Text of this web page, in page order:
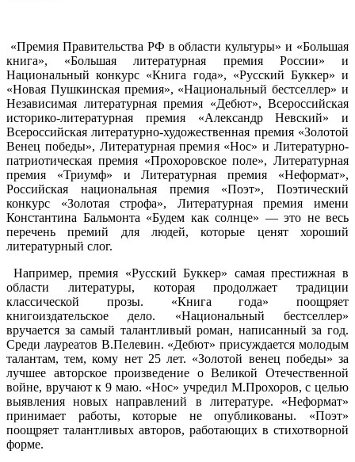
«Премия Правительства РФ в области культуры» и «Большая
книга», «Большая литературная премия России» и
Национальный конкурс «Книга года», «Русский Буккер» и
«Новая Пушкинская премия», «Национальный бестселлер» и
Независимая литературная премия «Дебют», Всероссийская
историко-литературная премия «Александр Невский» и
Всероссийская литературно-художественная премия «Золотой
Венец победы», Литературная премия «Нос» и Литературно-
патриотическая премия «Прохоровское поле», Литературная
премия «Триумф» и Литературная премия «Неформат»,
Российская национальная премия «Поэт», Поэтический
конкурс «Золотая строфа», Литературная премия имени
Константина Бальмонта «Будем как солнце» — это не весь
перечень премий для людей, которые ценят хороший
литературный слог.
Например, премия «Русский Буккер» самая престижная в
области литературы, которая продолжает традиции
классической прозы. «Книга года» поощряет
книгоиздательское дело. «Национальный бестселлер»
вручается за самый талантливый роман, написанный за год.
Среди лауреатов В.Пелевин. «Дебют» присуждается молодым
талантам, тем, кому нет 25 лет. «Золотой венец победы» за
лучшее авторское произведение о Великой Отечественной
войне, вручают к 9 маю. «Нос» учредил М.Прохоров, с целью
выявления новых направлений в литературе. «Неформат»
принимает работы, которые не опубликованы. «Поэт»
поощряет талантливых авторов, работающих в стихотворной
форме.